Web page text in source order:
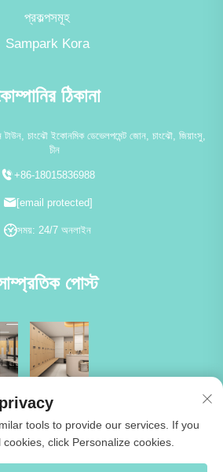
প্রকল্পসমূহ
Sampark Kora
ঠিকানা
চাংঝৌ ইকোনমিক ডেভেলপমেন্ট জোন, চাংঝৌ, জিয়াংসু,
চীন
+86-18015836988
[email protected]
সময়: 24/7 অনলাইন
পোস্ট
tools to provide our services. If you
click Personalize cookies.